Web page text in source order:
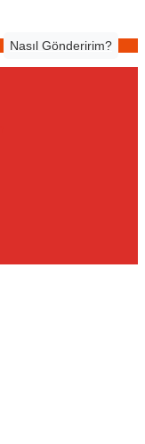
Nasıl Gönderirim?